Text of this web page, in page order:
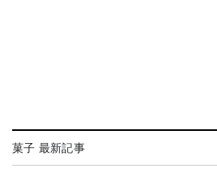
菓子 最新記事